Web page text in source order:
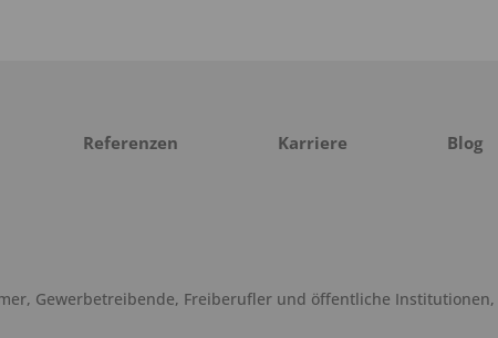
Referenzen Karriere Blog
Gewerbetreibende, Freiberufler und öffentliche Institutionen,